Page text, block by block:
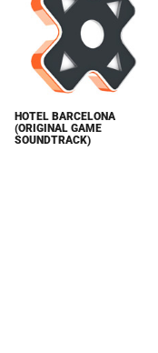
HOTEL BARCELONA
(ORIGINAL GAME
SOUNDTRACK)